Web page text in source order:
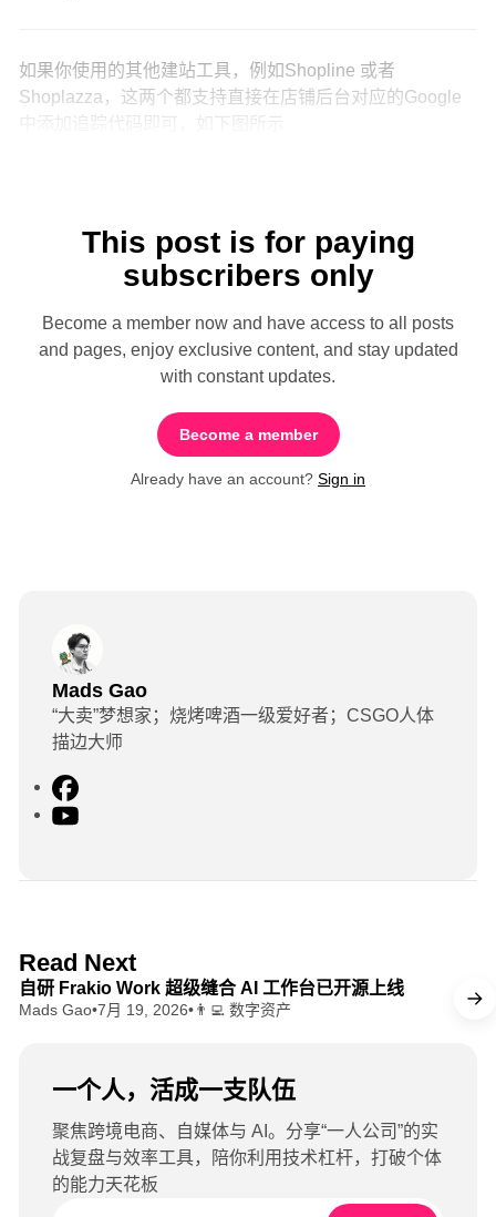
如果你使用的其他建站工具，例如Shopline 或者
Shoplazza，这两个都支持直接在店铺后台对应的Google
This post is for paying
subscribers only
Become a member now and have access to all posts
and pages, enjoy exclusive content, and stay updated
with constant updates.
Become a member
Already have an account? Sign in
Mads Gao
“大卖”梦想家；烧烤啤酒一级爱好者；CSGO人体
描边大师
F
a
k
Y
e
Read Next
自研 Frakio Work 超级缝合 AI 工作台已开源上线
Mads Gao•7月 19, 2026•👨‍💻 数字资产
一个人，活成一支队伍
聚焦跨境电商、自媒体与 AI。分享“一人公司”的实
战复盘与效率工具，陪你利用技术杠杆，打破个体
的能力天花板